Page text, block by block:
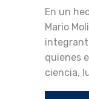
En un
Mario
quienes
ciencia,